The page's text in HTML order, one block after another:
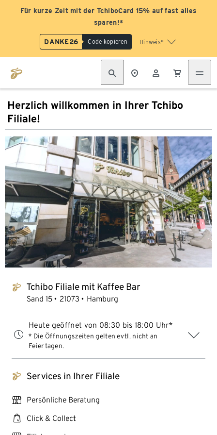
Für kurze Zeit mit der TchiboCard 15% auf fast alles
sparen!*
DANKE26 Code kopieren Hinweis*
Herzlich willkommen in Ihrer Tchibo
Filiale!
tchibo_logo Tchibo Filiale mit Kaffee Bar
Sand 15 21073 Hamburg
Heute geöffnet von 08:30 bis 18:00 Uhr*
* Die Öffnungszeiten gelten evtl. nicht an
Feiertagen.
tchibo_logo Services in Ihrer Filiale
personal_services Persönliche Beratung
click_collect Click & Collect